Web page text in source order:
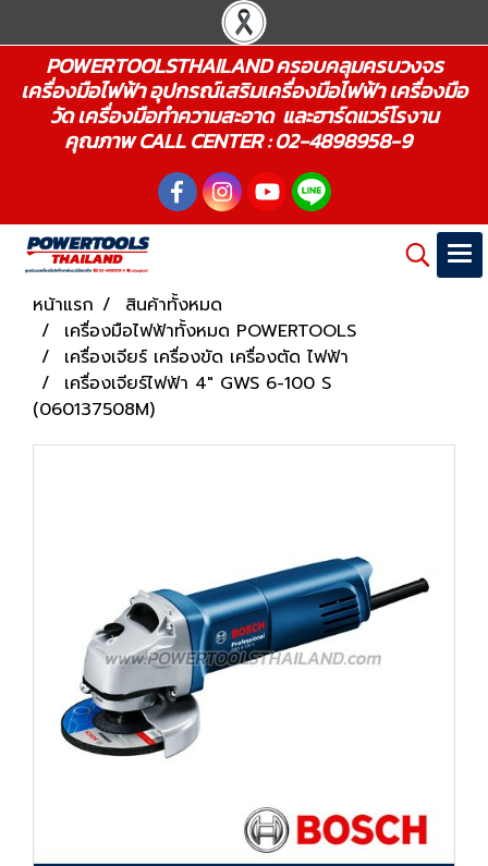
POWERTOOLSTHAILAND ครอบคลุมครบวงจร
เครื่องมือไฟฟ้า อุปกรณ์เสริมเครื่องมือไฟฟ้า เครื่องมือ
วัด เครื่องมือทำความสะอาด และฮาร์ดแวร์โรงาน
คุณภาพ CALL CENTER : 02-4898958-9
หน้าแรก
สินค้าทั้งหมด
เครื่องมือไฟฟ้าทั้งหมด POWERTOOLS
เครื่องเจียร์ เครื่องขัด เครื่องตัด ไฟฟ้า
เครื่องเจียร์ไฟฟ้า 4" GWS 6-100 S
(060137508M)